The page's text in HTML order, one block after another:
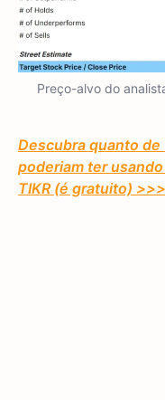
Preço-alvo do
Descubra quanto
poderiam ter
TIKR (é gratuito) >>>